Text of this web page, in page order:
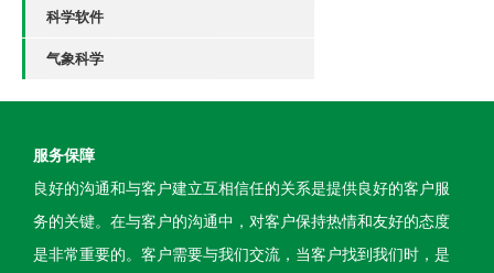
科学软件
气象科学
服务保障
良好的沟通和与客户建立互相信任的关系是提供良好的客户服
务的关键。在与客户的沟通中，对客户保持热情和友好的态度
是非常重要的。客户需要与我们交流，当客户找到我们时，是